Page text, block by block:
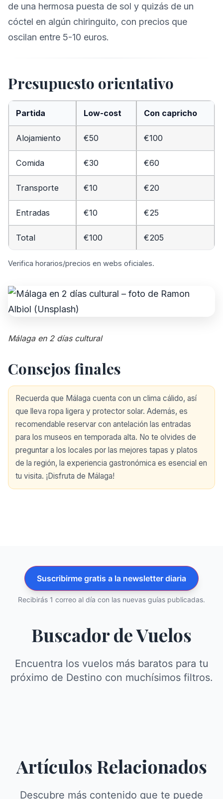
de una hermosa puesta de sol y quizás de un
cóctel en algún chiringuito, con precios que
oscilan entre 5-10 euros.
Presupuesto orientativo
Partida Low-cost Con capricho
Alojamiento €50 €100
Comida €30 €60
Transporte €10 €20
Entradas €10 €25
Total €100 €205
Verifica horarios/precios en webs oficiales.
Málaga en 2 días cultural
Consejos finales
Recuerda que Málaga cuenta con un clima cálido, así
que lleva ropa ligera y protector solar. Además, es
recomendable reservar con antelación las entradas
para los museos en temporada alta. No te olvides de
preguntar a los locales por las mejores tapas y platos
de la región, la experiencia gastronómica es esencial en
tu visita. ¡Disfruta de Málaga!
Suscribirme gratis a la newsletter diaria
Recibirás 1 correo al día con las nuevas guías publicadas.
Buscador de Vuelos
Encuentra los vuelos más baratos para tu
próximo de Destino con muchísimos filtros.
Artículos Relacionados
Descubre más contenido que te puede